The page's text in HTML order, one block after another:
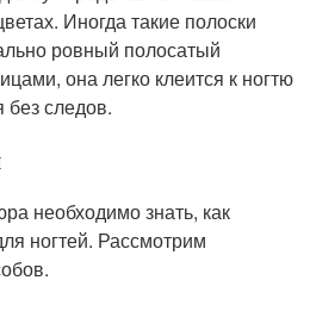
Иногда такие полоски
ровный полосатый
она легко клеится к ногтю
без следов.
необходимо знать, как
ногтей. Рассмотрим